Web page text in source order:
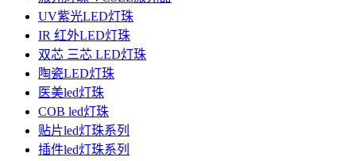
UV紫光LED灯珠
IR 红外LED灯珠
双芯 三芯 LED灯珠
陶瓷LED灯珠
医美led灯珠
COB led灯珠
贴片led灯珠系列
插件led灯珠系列